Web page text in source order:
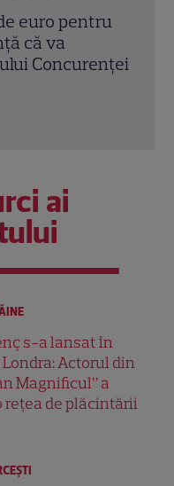
sunat-o pe
iar reacția ei a
ai
s-a lansat în
Actorul din
Magnificul” a
rețea de plăcintării